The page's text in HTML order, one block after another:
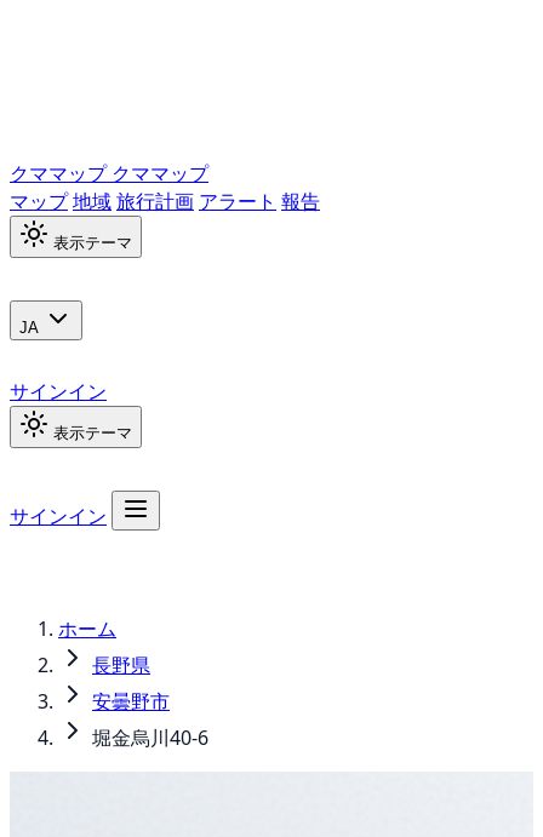
クママップ クママップ
マップ地域旅行計画 アラート 報告
表示テーマ
JA
サインイン
表示テーマ
サインイン
ホーム
長野県
安曇野市
堀金烏川40-6